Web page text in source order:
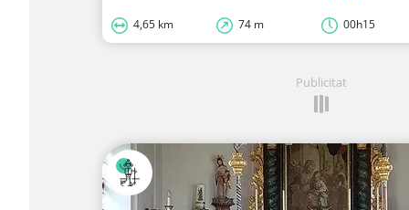
4,65 km 74 m 00h15
Publicitat